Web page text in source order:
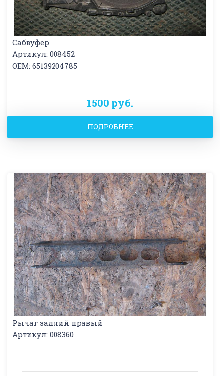
Сабвуфер
Артикул: 008452
OEM: 65139204785
1500 руб.
ПОДРОБНЕЕ
Рычаг задний правый
Артикул: 008360